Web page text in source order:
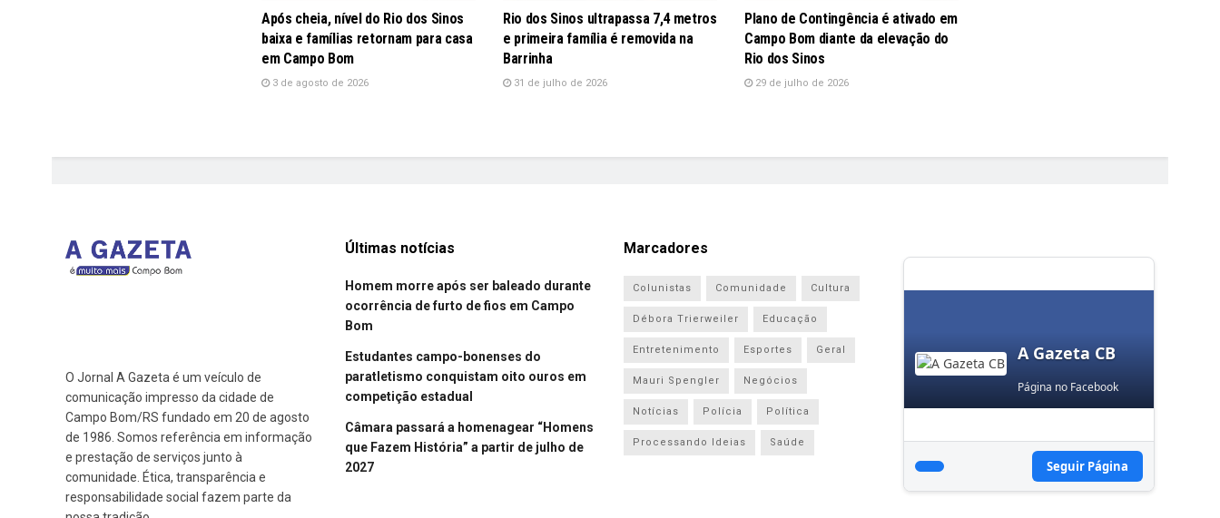
Após cheia, nível do Rio dos Sinos
baixa e famílias retornam para casa
em Campo Bom
3 de agosto de 2026
Rio dos Sinos ultrapassa 7,4 metros
e primeira família é removida na
Barrinha
31 de julho de 2026
Plano de Contingência é ativado em
Campo Bom diante da elevação do
Rio dos Sinos
29 de julho de 2026
O Jornal A Gazeta é um veículo de
comunicação impresso da cidade de
Campo Bom/RS fundado em 20 de agosto
de 1986. Somos referência em informação
e prestação de serviços junto à
comunidade. Ética, transparência e
responsabilidade social fazem parte da
Últimas notícias
Homem morre após ser baleado durante
ocorrência de furto de fios em Campo
Bom
Estudantes campo-bonenses do
paratletismo conquistam oito ouros em
competição estadual
Câmara passará a homenagear “Homens
que Fazem História” a partir de julho de
2027
Marcadores
Colunistas Comunidade Cultura
Débora Trierweiler Educação
Entretenimento Esportes Geral
Mauri Spengler Negócios
Notícias Polícia Política
Processando Ideias Saúde
A Gazeta CB
Página no Facebook
Seguir Página